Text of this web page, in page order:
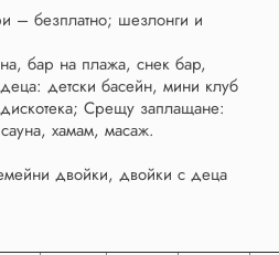
– безплатно; шезлонги и
бар на плажа, снек бар,
детски басейн, мини клуб
Срещу заплащане:
хамам, масаж.
двойки, двойки с деца